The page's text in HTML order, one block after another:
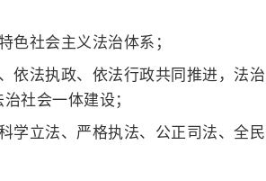
色社会主义法治体系；
依法执政、依法行政共同推进，法治
社会一体建设；
学立法、严格执法、公正司法、全民